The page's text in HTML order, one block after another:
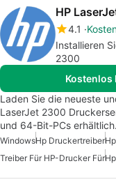
HP
4.1
Installieren
2300
Laden Sie die neueste
LaserJet 2300
und 64-Bit-PCs
WindowsHp Druckertreiber
Treiber Für HP-Drucker Für